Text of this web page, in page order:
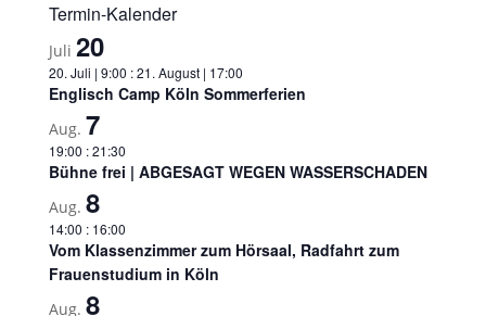
Termin-Kalender
Juli 20
20. Juli | 9:00 :21. August | 17:00
Englisch Camp Köln Sommerferien
Aug. 7
19:00 :21:30
Bühne frei | ABGESAGT WEGEN WASSERSCHADEN
Aug. 8
14:00 : 16:00
Vom Klassenzimmer zum Hörsaal, Radfahrt zum
Frauenstudium in Köln
Aug. 8